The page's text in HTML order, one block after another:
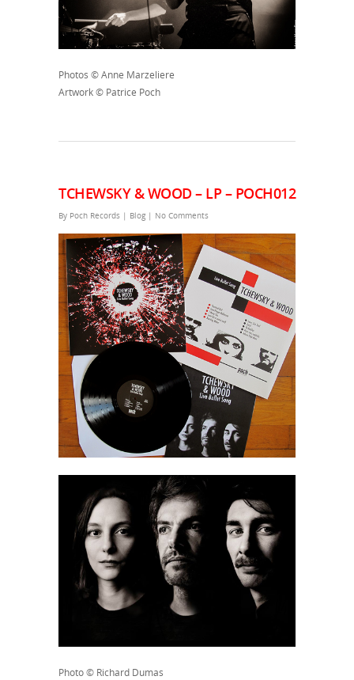
Photos © Anne Marzeliere
Artwork © Patrice Poch
TCHEWSKY & WOOD – LP – POCH012
By Poch Records | Blog | No Comments
Photo © Richard Dumas